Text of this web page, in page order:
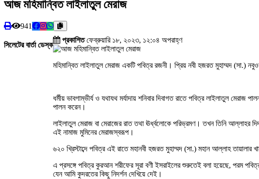
আজ মহিমান্বিত লাইলাতুল মেরাজ
941
সিলেটের বার্তা ডেস্ক
প্রকাশিতফেব্রুয়ারি ১৮, ২০২৩, ১২:০৪ অপরাহ্ণ
মহিমান্বিত লাইলাতুল মেরাজ একটি পবিত্র রজনী। প্রিয় নবী হজরত মুহাম্মদ (সা.)
ধর্মীয় ভাবগাম্ভীর্য ও যথাযথ মর্যাদায় শনিবার দিবাগত রাতে পবিত্র লাইলাতুল
পালন করেন।
লাইলাতুল মেরাজ বা মেরাজের রাত তথা ঊর্ধ্বলোকে পরিভ্রমণ। তখন তিনি
এই নামাজ মুমিনের মেরাজস্বরূপ।
৬২০ খ্রিস্টাব্দে পবিত্র এই রাতে মহানবী হজরত মুহাম্মদ (সা.) মহান আল্লাহ
এ প্রসঙ্গে পবিত্র কুরআন শরীফের সূরা বণী ইসরাইলের শুরুতেই বলা হয়েছে, পরম
যেন আমি কুদরতের কিছু নিদর্শন দেখিয়ে দেই।